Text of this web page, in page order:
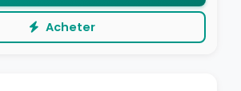
Acheter